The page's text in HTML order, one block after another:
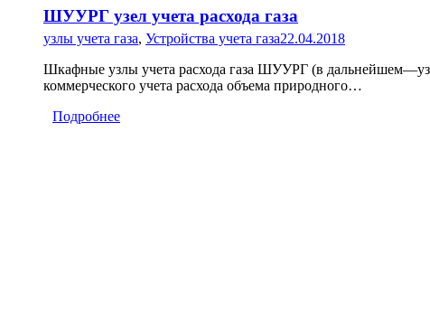
ШУУРГ узел учета расхода газа
узлы учета газа, Устройства учета газа22.04.2018
Шкафные узлы учета расхода газа ШУУРГ (в
коммерческого учета расхода объема природного…
Подробнее